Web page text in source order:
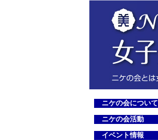
ニケの会について
ニケの会活動
イベント情報